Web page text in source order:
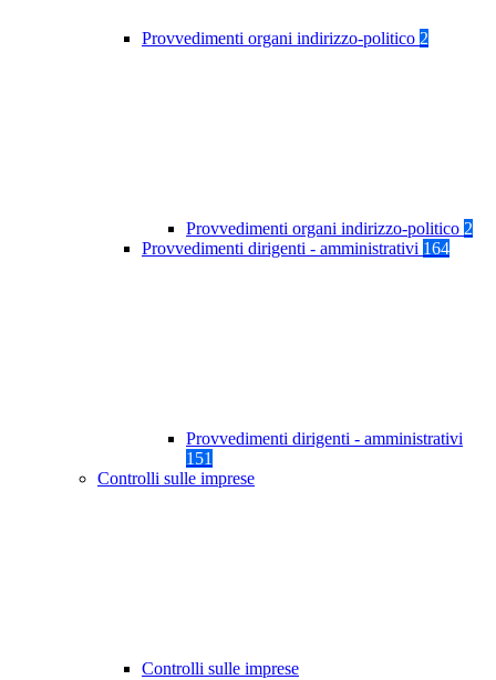
Provvedimenti organi indirizzo-politico 2
Provvedimenti organi indirizzo-politico 2
Provvedimenti dirigenti - amministrativi 164
Provvedimenti dirigenti - amministrativi
151
Controlli sulle imprese
Controlli sulle imprese